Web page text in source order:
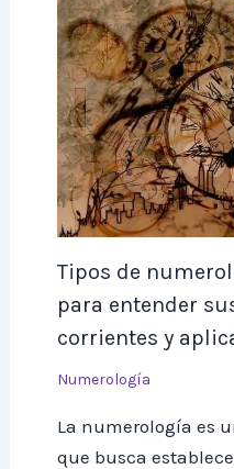
Tipos de
para entender
corrientes y
Numerología
La numerología es
que busca